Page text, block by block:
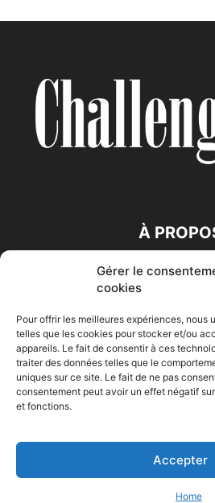
Gérer le
cookies
Pour offrir les meilleures expériences, nous
telles que les cookies pour stocker et/ou
appareils. Le fait de consentir à ces
traiter des données telles que le
uniques sur ce site. Le fait de ne pas
consentement peut avoir un effet négatif
et fonctions.
Accepter
Home
À
SUIVEZ
Accueil Economie Entreprises
HIGH-TECH
© Challenges.tn By